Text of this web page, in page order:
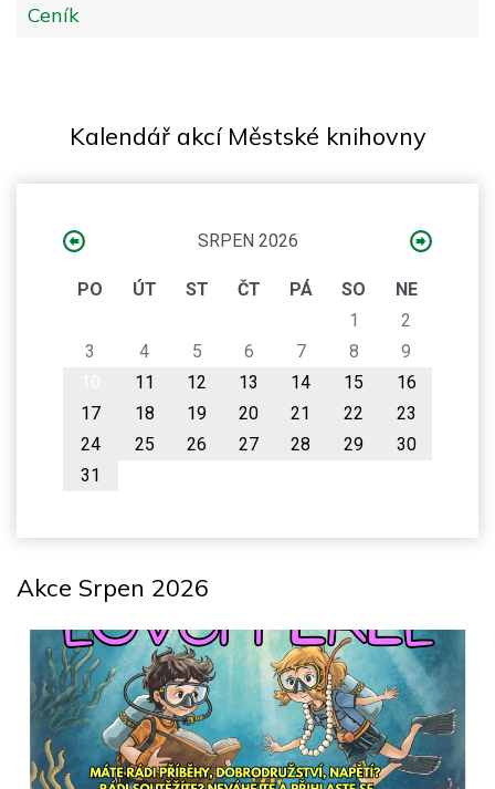
Ceník
Kalendář akcí Městské knihovny
SRPEN 2026
PO ÚT ST ČT PÁ SO
NE
1
2
3
4 5 6 7 8
9
11 12 13 14 15
16
17
18 19 20 21 22
23
24
25 26 27 28 29
30
31
Akce Srpen 2026